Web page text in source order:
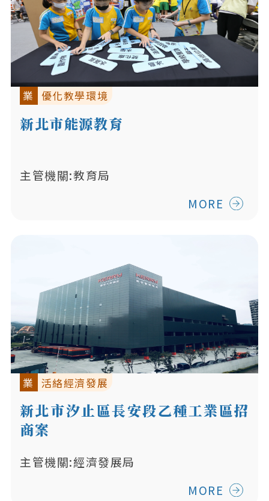
業 優化教學環境
新北市能源教育
主管機關:教育局
MORE
業 活絡經濟發展
新北市汐止區長安段乙種工業區招
商案
主管機關:經濟發展局
MORE